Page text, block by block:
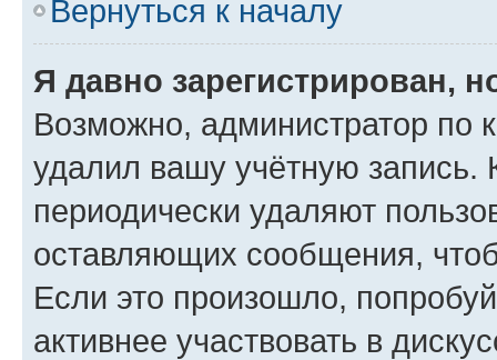
Вернуться к началу
Я давно зарегистрирован,
Возможно, администратор по
удалил вашу учётную запись.
периодически удаляют
оставляющих сообщения,
Если это произошло,
активнее участвовать в